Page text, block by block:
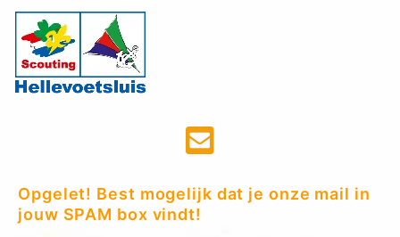
Opgelet! Best mogelijk dat je onze mail in
jouw SPAM box vindt!